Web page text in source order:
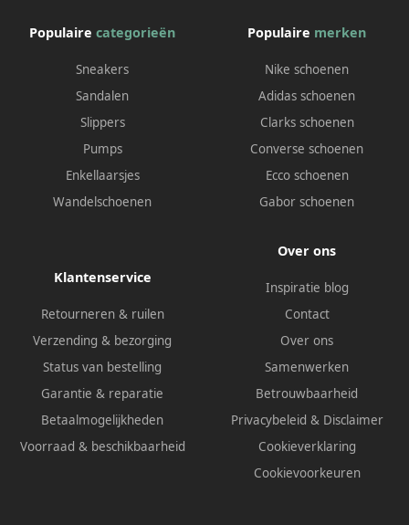
Populaire categorieën
Sneakers
Sandalen
Slippers
Pumps
Enkellaarsjes
Wandelschoenen
Populaire merken
Nike schoenen
Adidas schoenen
Clarks schoenen
Converse schoenen
Ecco schoenen
Gabor schoenen
Klantenservice
Retourneren & ruilen
Verzending & bezorging
Status van bestelling
Garantie & reparatie
Betaalmogelijkheden
Voorraad & beschikbaarheid
Over ons
Inspiratie blog
Contact
Over ons
Samenwerken
Betrouwbaarheid
Privacybeleid & Disclaimer
Cookieverklaring
Cookievoorkeuren